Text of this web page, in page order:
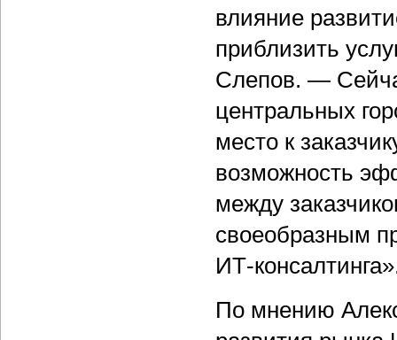
влияние
приблизить
Слепов. —
центральных
место к
возможность
между
своеобразным
ИТ-
По мнению